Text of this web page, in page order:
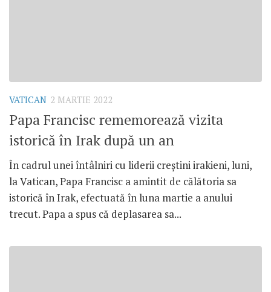
VATICAN 2 MARTIE 2022
Papa Francisc rememorează vizita
istorică în Irak după un an
În cadrul unei întâlniri cu liderii creștini irakieni, luni,
la Vatican, Papa Francisc a amintit de călătoria sa
istorică în Irak, efectuată în luna martie a anului
trecut. Papa a spus că deplasarea sa...